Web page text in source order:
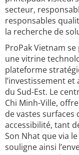
secteur,
responsables
la recherche de
ProPak Vietnam
une vitrine
plateforme
l’investissement
du Sud-Est. Le
Chi Minh-Ville,
de vastes surfaces
accessibilité, tant
Son Nhat que via
souligne ainsi